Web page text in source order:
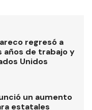
regresó a
años de trabajo y
Unidos
un aumento
estatales